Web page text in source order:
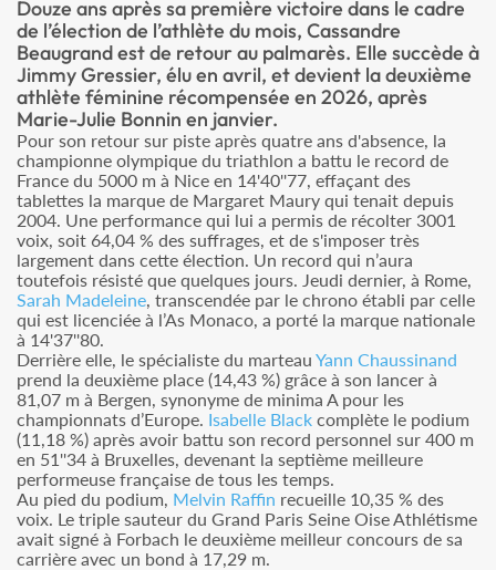
Douze ans après sa première victoire dans le cadre
de l’élection de l’athlète du mois, Cassandre
Beaugrand est de retour au palmarès. Elle succède à
Jimmy Gressier, élu en avril, et devient la deuxième
athlète féminine récompensée en 2026, après
Marie-Julie Bonnin en janvier.
Pour son retour sur piste après quatre ans d'absence, la
championne olympique du triathlon a battu le record de
France du 5000 m à Nice en 14'40''77, effaçant des
tablettes la marque de Margaret Maury qui tenait depuis
2004. Une performance qui lui a permis de récolter 3001
voix, soit 64,04 % des suffrages, et de s'imposer très
largement dans cette élection. Un record qui n’aura
toutefois résisté que quelques jours. Jeudi dernier, à Rome,
Sarah Madeleine , transcendée par le chrono établi par celle
qui est licenciée à l’As Monaco, a porté la marque nationale
à 14'37''80.
Derrière elle, le spécialiste du marteau Yann Chaussinand
prend la deuxième place (14,43 %) grâce à son lancer à
81,07 m à Bergen, synonyme de minima A pour les
championnats d’Europe. Isabelle Black complète le podium
(11,18 %) après avoir battu son record personnel sur 400 m
en 51''34 à Bruxelles, devenant la septième meilleure
performeuse française de tous les temps.
Au pied du podium, Melvin Raffin recueille 10,35 % des
voix. Le triple sauteur du Grand Paris Seine Oise Athlétisme
avait signé à Forbach le deuxième meilleur concours de sa
carrière avec un bond à 17,29 m.